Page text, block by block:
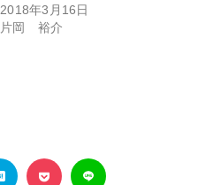
2018年3月16日
片岡 裕介